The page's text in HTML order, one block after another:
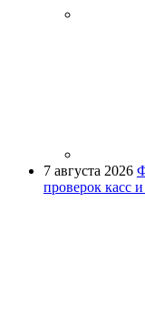
7 августа 2026
проверок касс